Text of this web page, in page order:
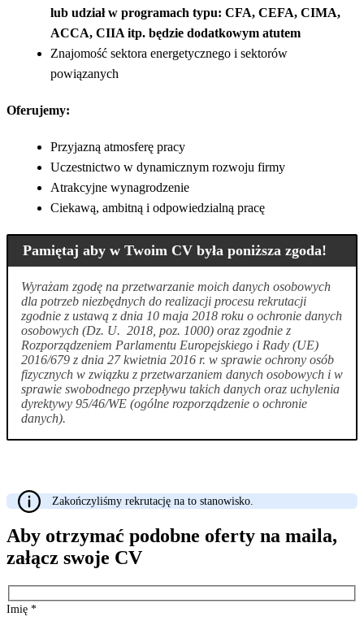
lub udział w programach typu: CFA, CEFA, CIMA,
ACCA, CIIA itp. będzie dodatkowym atutem
Znajomość sektora energetycznego i sektorów
powiązanych
Oferujemy:
Przyjazną atmosferę pracy
Uczestnictwo w dynamicznym rozwoju firmy
Atrakcyjne wynagrodzenie
Ciekawą, ambitną i odpowiedzialną pracę
Pamiętaj aby w Twoim CV była poniższa zgoda!
Wyrażam zgodę na przetwarzanie moich danych osobowych
dla potrzeb niezbędnych do realizacji procesu rekrutacji
zgodnie z ustawą z dnia 10 maja 2018 roku o ochronie danych
osobowych (Dz. U. 2018, poz. 1000) oraz zgodnie z
Rozporządzeniem Parlamentu Europejskiego i Rady (UE)
2016/679 z dnia 27 kwietnia 2016 r. w sprawie ochrony osób
fizycznych w związku z przetwarzaniem danych osobowych i w
sprawie swobodnego przepływu takich danych oraz uchylenia
dyrektywy 95/46/WE (ogólne rozporządzenie o ochronie
danych).
Zakończyliśmy rekrutację na to stanowisko.
Aby otrzymać podobne oferty na maila,
załącz swoje CV
Imię *